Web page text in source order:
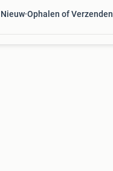
Nieuw Ophalen of Verzenden